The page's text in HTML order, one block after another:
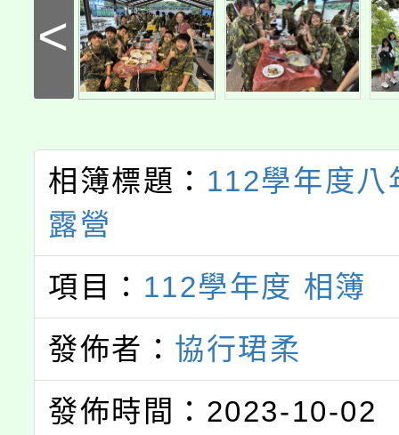
<
相簿標題： 112學年度八
露營
項目： 112學年度 相簿
發佈者： 協行珺柔
發佈時間：2023-10-02